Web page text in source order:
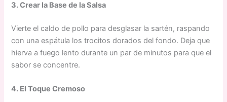
3. Crear la Base de la Salsa
Vierte el caldo de pollo para desglasar la sartén, raspando
con una espátula los trocitos dorados del fondo. Deja que
hierva a fuego lento durante un par de minutos para que el
sabor se concentre.
4. El Toque Cremoso